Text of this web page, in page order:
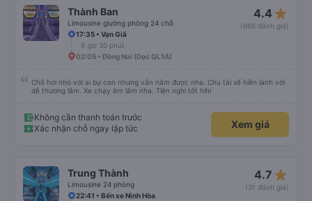
Thành Ban
Limousine giường phòng 24 chỗ
4.4 star_rate
(698 đánh giá)
17:35 • Vạn Giã
8 giờ 30 phút
02:05 • Đồng Nai (Dọc QL1A)
Chỗ hơi nhỏ với ai bự con nhưng vẫn nằm được nha. Chú tài xế hiền lành với
dễ thương lắm. Xe chạy êm lắm nha. Tiện nghi tốt hihi
Không cần thanh toán trước
Xác nhận chỗ ngay lập tức
Xem giá
Trung Thành
Limousine 24 phòng
4.7 star_rate
(31 đánh giá)
22:41 • Bến xe Ninh Hòa